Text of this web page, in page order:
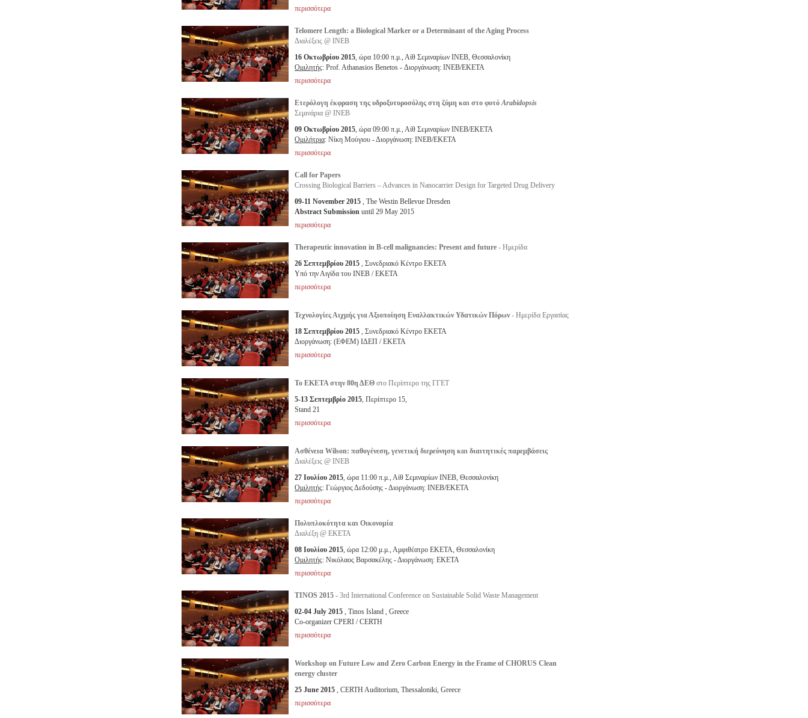
περισσότερα
Telomere Length: a Biological Marker or a Determinant of the Aging Process
Διαλέξεις @ ΙΝΕΒ
16 Οκτωβρίου 2015, ώρα 10:00 π.μ., Αίθ Σεμιναρίων ΙΝΕΒ, Θεσσαλονίκη
Ομιλητής: Prof. Athanasios Benetos - Διοργάνωση: ΙΝΕΒ/ΕΚΕΤΑ
περισσότερα
Ετερόλογη έκφραση της υδροξυτυροσόλης στη ζύμη και στο φυτόArabidopsis
Σεμινάρια @ ΙΝΕΒ
09 Οκτωβρίου 2015, ώρα 09:00 π.μ., Αίθ Σεμιναρίων ΙΝΕΒ/ΕΚΕΤΑ
Ομιλήτρια: Νίκη Μούγιου - Διοργάνωση: ΙΝΕΒ/ΕΚΕΤΑ
περισσότερα
Call for Papers
Crossing Biological Barriers – Advances in Nanocarrier Design for Targeted Drug Delivery
09-11 November 2015 , The Westin Bellevue Dresden
Abstract Submission until 29 May 2015
περισσότερα
Therapeutic innovation in B-cell malignancies: Present and future - Ημερίδα
26 Σεπτεμβρίου 2015 , Συνεδριακό Κέντρο ΕΚΕΤΑ
Υπό την Αιγίδα του ΙΝΕΒ / ΕΚΕΤΑ
περισσότερα
Τεχνολογίες Αιχμής για Αξιοποίηση Εναλλακτικών Υδατικών Πόρων - Ημερίδα Εργασίας
18 Σεπτεμβρίου 2015 , Συνεδριακό Κέντρο ΕΚΕΤΑ
Διοργάνωση: (ΕΦΕΜ) ΙΔΕΠ / ΕΚΕΤΑ
περισσότερα
Το ΕΚΕΤΑ στην 80η ΔΕΘ στο Περίπτερο της ΓΓΕΤ
5-13 Σεπτεμβρίο 2015, Περίπτερο 15,
Stand 21
περισσότερα
Ασθένεια Wilson: παθογένεση, γενετική διερεύνηση και διαιτητικές παρεμβάσεις
Διαλέξεις @ ΙΝΕΒ
27 Ιουλίου 2015, ώρα 11:00 π.μ., Αίθ Σεμιναρίων ΙΝΕΒ, Θεσσαλονίκη
Ομιλητής: Γεώργιος Δεδούσης - Διοργάνωση: ΙΝΕΒ/ΕΚΕΤΑ
περισσότερα
Πολυπλοκότητα και Οικονομία
Διαλέξη @ ΕΚΕΤΑ
08 Ιουλίου 2015, ώρα 12:00 μ.μ., Αμφιθέατρο ΕΚΕΤΑ, Θεσσαλονίκη
Ομιλητής: Νικόλαος Βαρσακέλης - Διοργάνωση: ΕΚΕΤΑ
περισσότερα
TINOS 2015 - 3rd International Conference on Sustainable Solid Waste Management
02-04 July 2015 , Tinos Island , Greece
Co-organizer CPERI / CERTH
περισσότερα
Workshop on Future Low and Zero Carbon Energy in the Frame of CHORUS Clean
energy cluster
25 June 2015 , CERTH Auditorium, Thessaloniki, Greece
περισσότερα